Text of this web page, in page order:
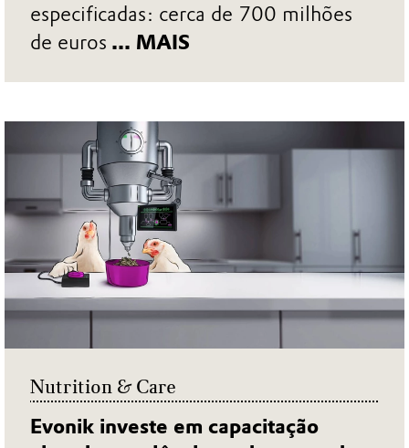
especificadas: cerca de 700 milhões
de euros ... MAIS
Nutrition & Care
Evonik investe em capacitação